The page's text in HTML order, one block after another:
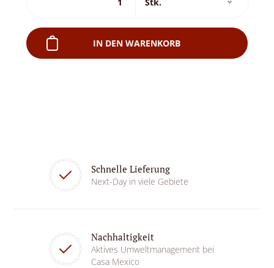
IN DEN WARENKORB
Schnelle Lieferung
Next-Day in viele Gebiete
Nachhaltigkeit
Aktives Umweltmanagement bei
Casa Mexico